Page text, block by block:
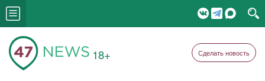
18+ Сделать новость